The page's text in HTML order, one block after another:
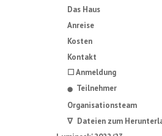
Das Haus
Anreise
Kosten
Kontakt
☐ Anmeldung
⬤
Teilnehmer
Organisationsteam
∇ Dateien zum